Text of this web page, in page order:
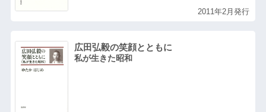
2011年2月発行
広田弘毅の笑顔とともに
私が生きた昭和